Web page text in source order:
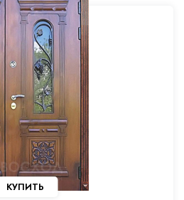
КУПИТЬ